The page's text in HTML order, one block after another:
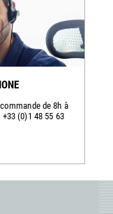
de 8h à
(0)1 48 55 63